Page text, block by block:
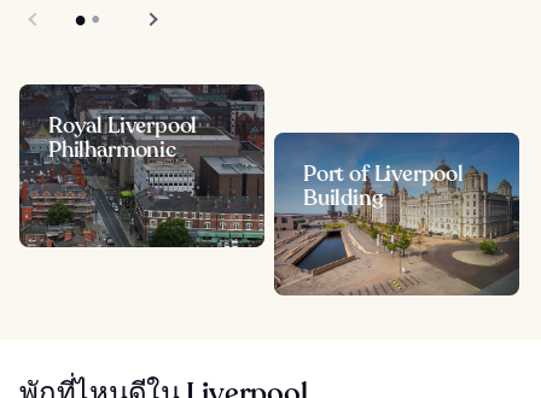
Royal Liverpool
Philharmonic
Port of Liverpool
Building